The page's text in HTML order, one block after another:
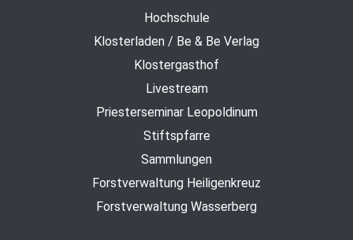
Hochschule
Klosterladen / Be & Be Verlag
Klostergasthof
Livestream
Priesterseminar Leopoldinum
Stiftspfarre
Sammlungen
Forstverwaltung Heiligenkreuz
Forstverwaltung Wasserberg